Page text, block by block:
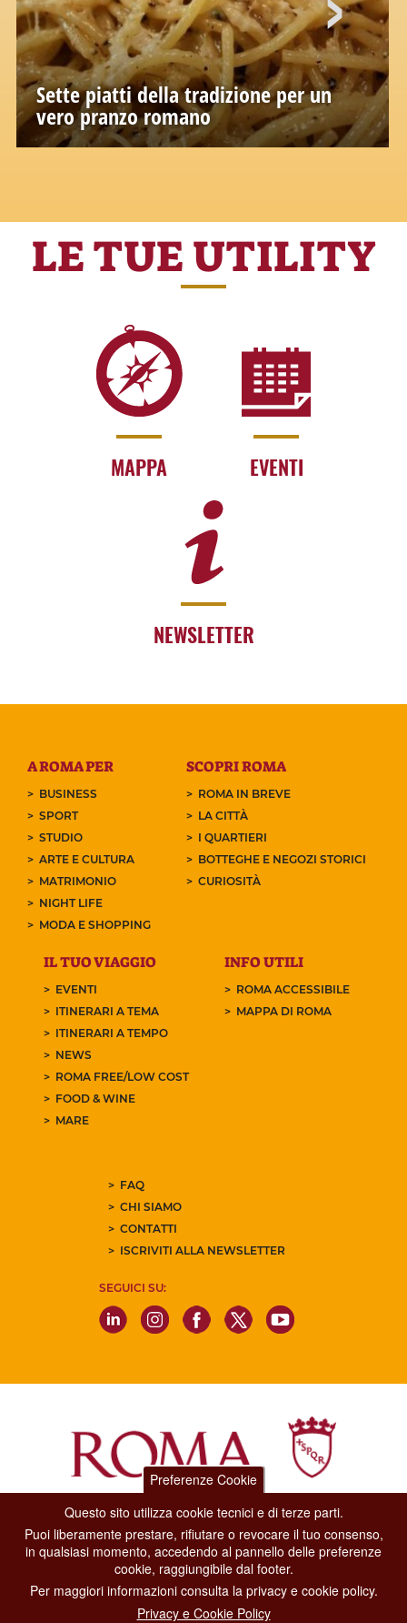
Sette piatti della tradizione per un
vero pranzo romano
LE TUE UTILITY
MAPPA EVENTI
NEWSLETTER
A ROMA PER
BUSINESS
SPORT
STUDIO
ARTE E CULTURA
MATRIMONIO
NIGHT LIFE
MODA E SHOPPING
SCOPRI ROMA
ROMA IN BREVE
LA CITTÀ
I QUARTIERI
BOTTEGHE E NEGOZI STORICI
CURIOSITÀ
IL TUO VIAGGIO
EVENTI
ITINERARI A TEMA
ITINERARI A TEMPO
NEWS
ROMA FREE/LOW COST
FOOD & WINE
MARE
INFO UTILI
ROMA ACCESSIBILE
MAPPA DI ROMA
FAQ
CHI SIAMO
CONTATTI
ISCRIVITI ALLA NEWSLETTER
SEGUICI SU:
Dipartimento Grandi Eventi, Sport, Turismo e Moda.
Via di San Basilio, 51
00187 Roma
CONTACT CENTER TEL. 06 06 08
Preferenze Cookie
Questo sito utilizza cookie tecnici e di terze parti.
Puoi liberamente prestare, rifiutare o revocare il tuo consenso,
in qualsiasi momento, accedendo al pannello delle preferenze
cookie, raggiungibile dal footer.
Per maggiori informazioni consulta la privacy e cookie policy.
Privacy e Cookie Policy